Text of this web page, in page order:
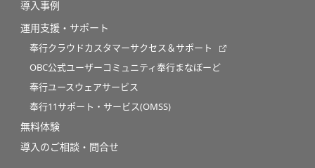
導入事例
運用支援・サポート
奉行クラウドカスタマーサクセス＆サポート
OBC公式ユーザーコミュニティ奉行まなぼーど
奉行ユースウェアサービス
奉行11サポート・サービス(OMSS)
無料体験
導入のご相談・問合せ